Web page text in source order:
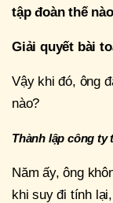
tập đoàn thế
Giải quyết bài
Vậy khi đó, ông
nào?
Thành lập công ty
Năm ấy, ông
khi suy đi tính